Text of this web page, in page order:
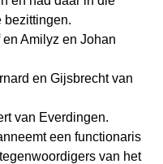
bezittingen.
Amilyz en Johan
en Gijsbrecht van
van Everdingen.
een functionaris
van het